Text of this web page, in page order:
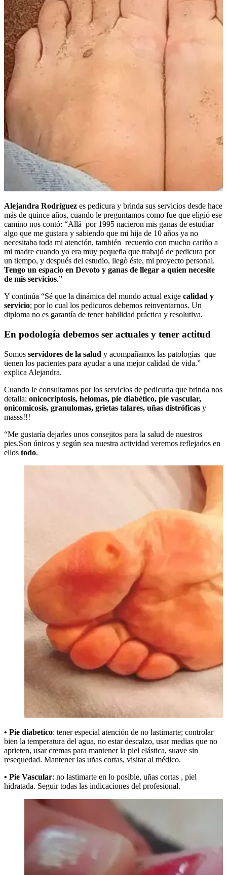
Alejandra Rodríguez es pedicura y brinda sus servicios desde hace
más de quince años, cuando le preguntamos como fue que eligió ese
camino nos contó: “Allá por 1995 nacieron mis ganas de estudiar
algo que me gustara y sabiendo que mi hija de 10 años ya no
necesitaba toda mi atención, también recuerdo con mucho cariño a
mi madre cuando yo era muy pequeña que trabajó de pedicura por
un tiempo, y después del estudio, llegò éste, mi proyecto personal.
Tengo un espacio en Devoto y ganas de llegar a quien necesite
de mis servicios.”
Y continúa “Sé que la dinámica del mundo actual exige calidad y
servicio; por lo cual los pedicuros debemos reinventarnos. Un
diploma no es garantía de tener habilidad práctica y resolutiva.
En podología debemos ser actuales y tener actitud
Somos servidores de la salud y acompañamos las patologías que
tienen los pacientes para ayudar a una mejor calidad de vida.”
explica Alejandra.
Cuando le consultamos por los servicios de pedicuria que brinda nos
detalla: onicocriptosis, helomas, pie diabético, pie vascular,
onicomicosis, granulomas, grietas talares, uñas distróficas y
masss!!!
“Me gustaría dejarles unos consejitos para la salud de nuestros
pies.Son únicos y según sea nuestra actividad veremos reflejados en
ellos todo.
• Pie diabetico: tener especial atención de no lastimarte; controlar
bien la temperatura del agua, no estar descalzo, usar medias que no
aprieten, usar cremas para mantener la piel elástica, suave sin
resequedad. Mantener las uñas cortas, visitar al médico.
• Pie Vascular: no lastimarte en lo posible, uñas cortas , piel
hidratada. Seguir todas las indicaciones del profesional.